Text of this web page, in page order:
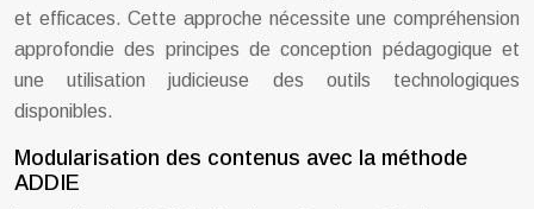
et efficaces. Cette approche nécessite une compréhension
approfondie des principes de conception pédagogique et
une utilisation judicieuse des outils technologiques
disponibles.
Modularisation des contenus avec la méthode
ADDIE